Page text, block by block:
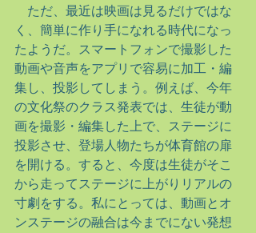
ただ、最近は映画は見るだけではな
く、簡単に作り手になれる時代になっ
たようだ。スマートフォンで撮影した
動画や音声をアプリで容易に加工・編
集し、投影してしまう。例えば、今年
の文化祭のクラス発表では、生徒が動
画を撮影・編集した上で、ステージに
投影させ、登場人物たちが体育館の扉
を開ける。すると、今度は生徒がそこ
から走ってステージに上がりリアルの
寸劇をする。私にとっては、動画とオ
ンステージの融合は今までにない発想